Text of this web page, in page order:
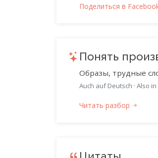
Поделиться в
Понять
Образы, трудные
Auch auf Deutsch · Also in
Читать разбор